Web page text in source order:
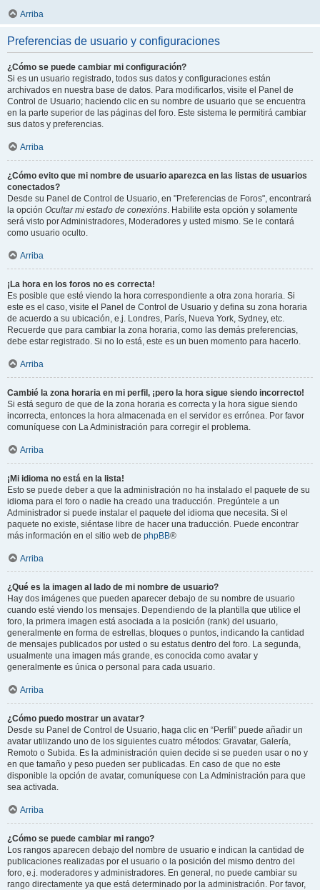
Arriba
Preferencias de usuario y configuraciones
¿Cómo se puede cambiar mi configuración?
Si es un usuario registrado, todos sus datos y configuraciones están
archivados en nuestra base de datos. Para modificarlos, visite el Panel de
Control de Usuario; haciendo clic en su nombre de usuario que se encuentra
en la parte superior de las páginas del foro. Este sistema le permitirá cambiar
sus datos y preferencias.
Arriba
¿Cómo evito que mi nombre de usuario aparezca en las listas de usuarios
conectados?
Desde su Panel de Control de Usuario, en "Preferencias de Foros", encontrará
la opción Ocultar mi estado de conexións. Habilite esta opción y solamente
será visto por Administradores, Moderadores y usted mismo. Se le contará
como usuario oculto.
Arriba
¡La hora en los foros no es correcta!
Es posible que esté viendo la hora correspondiente a otra zona horaria. Si
este es el caso, visite el Panel de Control de Usuario y defina su zona horaria
de acuerdo a su ubicación, e.j. Londres, París, Nueva York, Sydney, etc.
Recuerde que para cambiar la zona horaria, como las demás preferencias,
debe estar registrado. Si no lo está, este es un buen momento para hacerlo.
Arriba
Cambié la zona horaria en mi perfil, ¡pero la hora sigue siendo incorrecto!
Si está seguro de que de la zona horaria es correcta y la hora sigue siendo
incorrecta, entonces la hora almacenada en el servidor es errónea. Por favor
comuníquese con La Administración para corregir el problema.
Arriba
¡Mi idioma no está en la lista!
Esto se puede deber a que la administración no ha instalado el paquete de su
idioma para el foro o nadie ha creado una traducción. Pregúntele a un
Administrador si puede instalar el paquete del idioma que necesita. Si el
paquete no existe, siéntase libre de hacer una traducción. Puede encontrar
más información en el sitio web de phpBB®
Arriba
¿Qué es la imagen al lado de mi nombre de usuario?
Hay dos imágenes que pueden aparecer debajo de su nombre de usuario
cuando esté viendo los mensajes. Dependiendo de la plantilla que utilice el
foro, la primera imagen está asociada a la posición (rank) del usuario,
generalmente en forma de estrellas, bloques o puntos, indicando la cantidad
de mensajes publicados por usted o su estatus dentro del foro. La segunda,
usualmente una imagen más grande, es conocida como avatar y
generalmente es única o personal para cada usuario.
Arriba
¿Cómo puedo mostrar un avatar?
Desde su Panel de Control de Usuario, haga clic en “Perfil” puede añadir un
avatar utilizando uno de los siguientes cuatro métodos: Gravatar, Galería,
Remoto o Subida. Es la administración quien decide si se pueden usar o no y
en que tamaño y peso pueden ser publicadas. En caso de que no este
disponible la opción de avatar, comuníquese con La Administración para que
sea activada.
Arriba
¿Cómo se puede cambiar mi rango?
Los rangos aparecen debajo del nombre de usuario e indican la cantidad de
publicaciones realizadas por el usuario o la posición del mismo dentro del
foro, e.j. moderadores y administradores. En general, no puede cambiar su
rango directamente ya que está determinado por la administración. Por favor,